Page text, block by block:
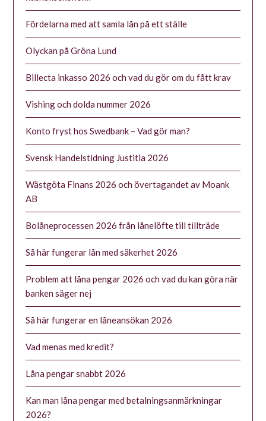
Fördelarna med att samla lån på ett ställe
Olyckan på Gröna Lund
Billecta inkasso 2026 och vad du gör om du fått krav
Vishing och dolda nummer 2026
Konto fryst hos Swedbank – Vad gör man?
Svensk Handelstidning Justitia 2026
Wästgöta Finans 2026 och övertagandet av Moank
AB
Bolåneprocessen 2026 från lånelöfte till tillträde
Så här fungerar lån med säkerhet 2026
Problem att låna pengar 2026 och vad du kan göra när
banken säger nej
Så här fungerar en låneansökan 2026
Vad menas med kredit?
Låna pengar snabbt 2026
Kan man låna pengar med betalningsanmärkningar
2026?